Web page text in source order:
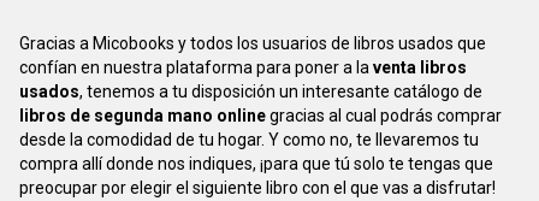
Gracias a Micobooks y todos los usuarios de libros usados que
confían en nuestra plataforma para poner a laventa libros
usados, tenemos a tu disposición un interesante catálogo de
libros de segunda mano onlinegracias al cual podrás comprar
desde la comodidad de tu hogar. Y como no, te llevaremos tu
compra allí donde nos indiques, ¡para que tú solo te tengas que
preocupar por elegir el siguiente libro con el que vas a disfrutar!